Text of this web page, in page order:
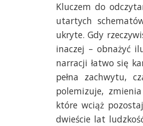
Kluczem do
utartych
ukryte. Gdy
inaczej – obnażyć
narracji łatwo się
pełna zachwytu,
polemizuje,
które wciąż
dwieście lat